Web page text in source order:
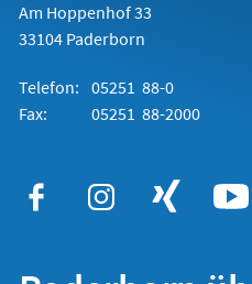
Am Hoppenhof 33
33104 Paderborn
Telefon: 05251 88-0
Fax:
05251 88-2000